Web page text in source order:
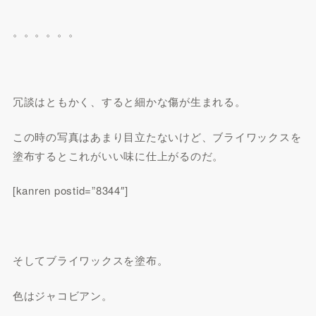
。。。。。。
冗談はともかく、すると細かな傷が生まれる。
この時の写真はあまり目立たないけど、ブライワックスを
塗布するとこれがいい味に仕上がるのだ。
[kanren postid=”8344″]
そしてブライワックスを塗布。
色はジャコビアン。